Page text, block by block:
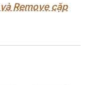
Remove cặp